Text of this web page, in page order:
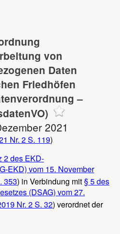
von
Daten
Friedhöfen
–
2021
Nr. 2 S. 119)
2 des EKD-
EKD) vom 15. November
353) in Verbindung mit§ 5 des
(DSAG) vom 27.
Nr. 2 S. 32) verordnet der